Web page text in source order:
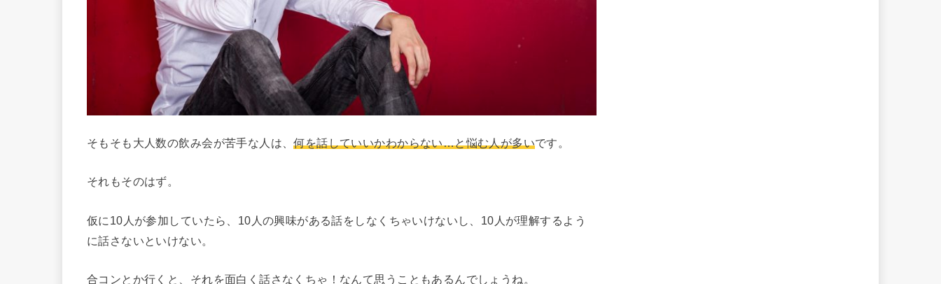
そもそも大人数の飲み会が苦手な人は、何を話していいかわからない…と悩む人が多いです。
それもそのはず。
仮に10人が参加していたら、10人の興味がある話をしなくちゃいけないし、10人が理解するよう
に話さないといけない。
合コンとか行くと、それを面白く話さなくちゃ！なんて思うこともあるんでしょうね。